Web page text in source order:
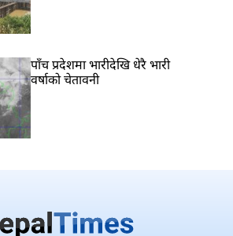
पाँच प्रदेशमा भारीदेखि धेरै भारी
वर्षाको चेतावनी